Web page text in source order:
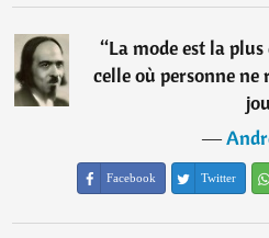
“La mode est la
celle où personne
―
Facebook Twitter